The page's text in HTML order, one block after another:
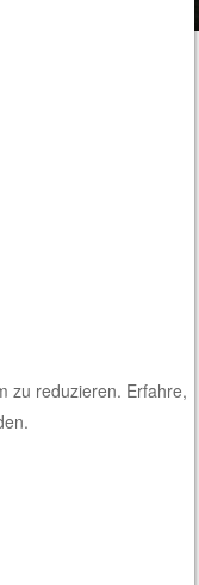
zu reduzieren. Erfahre,